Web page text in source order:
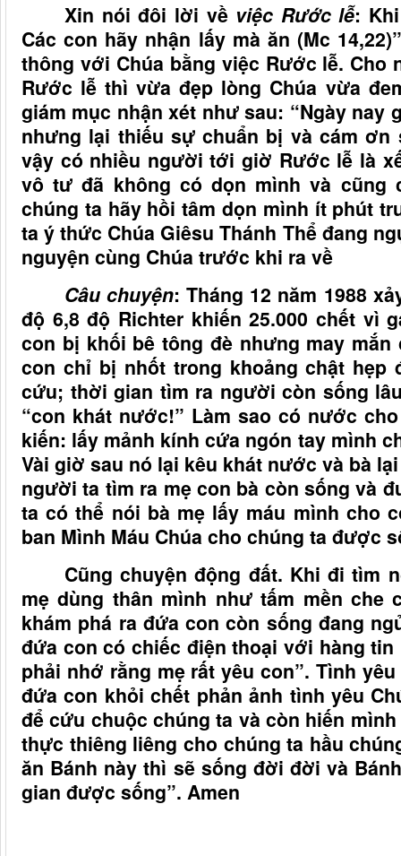
Xin nói đôi lời về việc Rước lễ:
Các con hãy nhận lấy mà ăn (Mc
thông với Chúa bằng việc Rước lễ. Cho
Rước lễ thì vừa đẹp lòng Chúa vừa
giám mục nhận xét như sau: “Ngày
nhưng lại thiếu sự chuẩn bị và cám
vậy có nhiều người tới giờ Rước lễ là
vô tư đã không có dọn mình và cũng
chúng ta hãy hồi tâm dọn mình ít phút
ta ý thức Chúa Giêsu Thánh Thể đang
nguyện cùng Chúa trước khi ra về
Câu chuyện: Tháng 12 năm 1988
độ 6,8 độ Richter khiến 25.000 chết vì
con bị khối bê tông đè nhưng may
con chỉ bị nhốt trong khoảng chật
cứu; thời gian tìm ra người còn sống
“con khát nước!” Làm sao có nước
kiến: lấy mảnh kính cứa ngón tay mình
Vài giờ sau nó lại kêu khát nước và bà
người ta tìm ra mẹ con bà còn sống và
ta có thể nói bà mẹ lấy máu mình cho
ban Mình Máu Chúa cho chúng ta được
Cũng chuyện động đất. Khi đi tìm
mẹ dùng thân mình như tấm mền
khám phá ra đứa con còn sống đang
đứa con có chiếc điện thoại với hàng
phải nhớ rằng mẹ rất yêu con”. Tình
đứa con khỏi chết phản ảnh tình yêu
để cứu chuộc chúng ta và còn hiến
thực thiêng liêng cho chúng ta hầu
ăn Bánh này thì sẽ sống đời đời và
gian được sống”. Amen